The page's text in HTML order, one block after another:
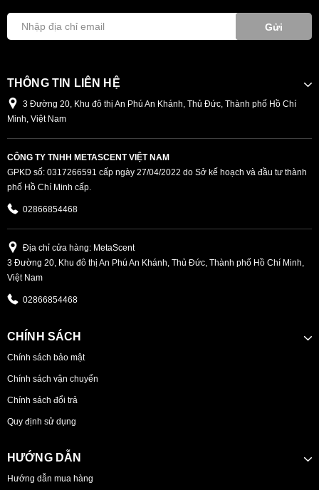
Gửi
THÔNG TIN LIÊN HỆ
3 Đường 20, Khu đô thị An Phú An Khánh, Thủ Đức, Thành phố Hồ Chí
Minh, Việt Nam
CÔNG TY TNHH METASCENT VIỆT NAM
GPKD số: 0317266591 cấp ngày 27/04/2022 do Sở kế hoạch và đầu tư thành
phố Hồ Chí Minh cấp.
02866854468
Địa chỉ cửa hàng: MetaScent
3 Đường 20, Khu đô thị An Phú An Khánh, Thủ Đức, Thành phố Hồ Chí Minh,
Việt Nam
02866854468
CHÍNH SÁCH
Chính sách bảo mật
Chính sách vận chuyển
Chính sách đổi trả
Quy định sử dụng
HƯỚNG DẪN
Hướng dẫn mua hàng